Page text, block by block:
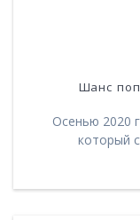
Шанс
Осенью 2020
который